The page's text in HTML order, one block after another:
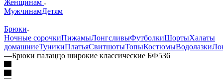
Женщинам
МужчинамДетям
—
Брюки
Ночные сорочкиПижамыЛонгсливыФутболкиШортыХалаты
домашниеТуникиПлатьяСвитшотыТопыКостюмыВодолазки
—Брюки палаццо широкие классические БФ536